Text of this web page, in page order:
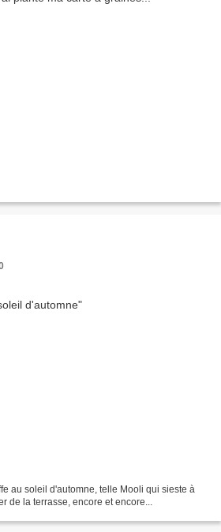
au soleil d'automne, telle Mooli qui sieste à
de la terrasse, encore et encore...